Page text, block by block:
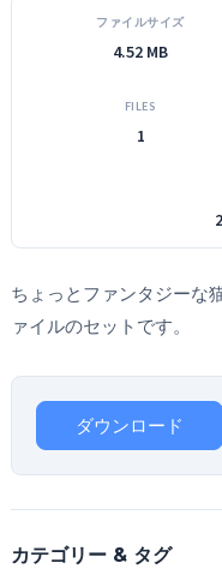
ファイルサイズ
4.52 MB
FILES
1
ちょっとファンタジーな
ァイルのセットです。
ダウンロード
カテゴリー & タグ